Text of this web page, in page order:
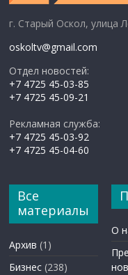
г. Старый Оскол, улица
oskoltv@gmail.com
Отдел новостей:
+7 4725 45-03-85
+7 4725 45-09-21
Рекламная служба:
+7 4725 45-03-92
+7 4725 45-04-60
Все
материалы
Архив (1)
Бизнес (238)
О